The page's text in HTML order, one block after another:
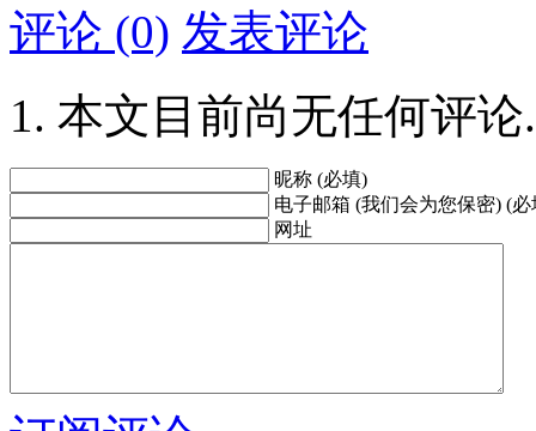
评论 (0) 发表评论
本文目前尚无任何评论.
昵称 (必填)
电子邮箱 (我们会为您保密) (必
网址